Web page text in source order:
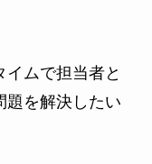
ムで担当者と
題を解決したい